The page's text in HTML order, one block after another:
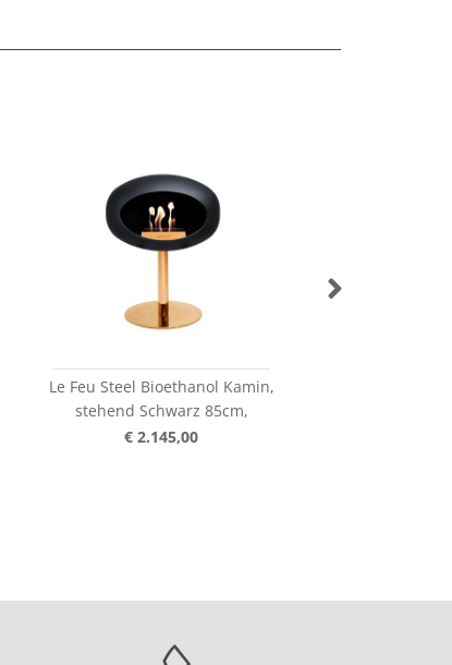
Le Feu Steel Bioethanol Kamin,
stehend Schwarz 85cm,
€ 2.145,00